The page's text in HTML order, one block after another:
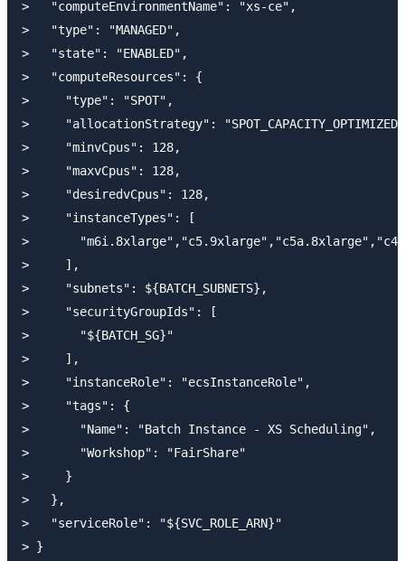
>   "computeEnvironmentName": "xs-ce",
>   "type": "MANAGED",
>   "state": "ENABLED",
>   "computeResources": {
>     "type": "SPOT",
>     "allocationStrategy":
>     "minvCpus": 128,
>     "maxvCpus": 128,
>     "desiredvCpus": 128,
>     "instanceTypes": [
>
>     ],
>     "subnets": ${BATCH_SUBNETS},
>     "securityGroupIds": [
>       "${BATCH_SG}"
>     ],
>     "instanceRole": "ecsInstanceRole",
>     "tags": {
>       "Name": "Batch Instance - XS Scheduling",
>       "Workshop": "FairShare"
>     }
>   },
>   "serviceRole": "${SVC_ROLE_ARN}"
> }